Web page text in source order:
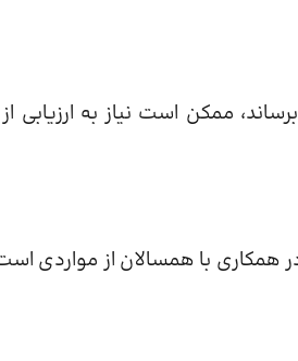
ممکن است نیاز به ارزیابی
همکاری با همسالان از مواردی